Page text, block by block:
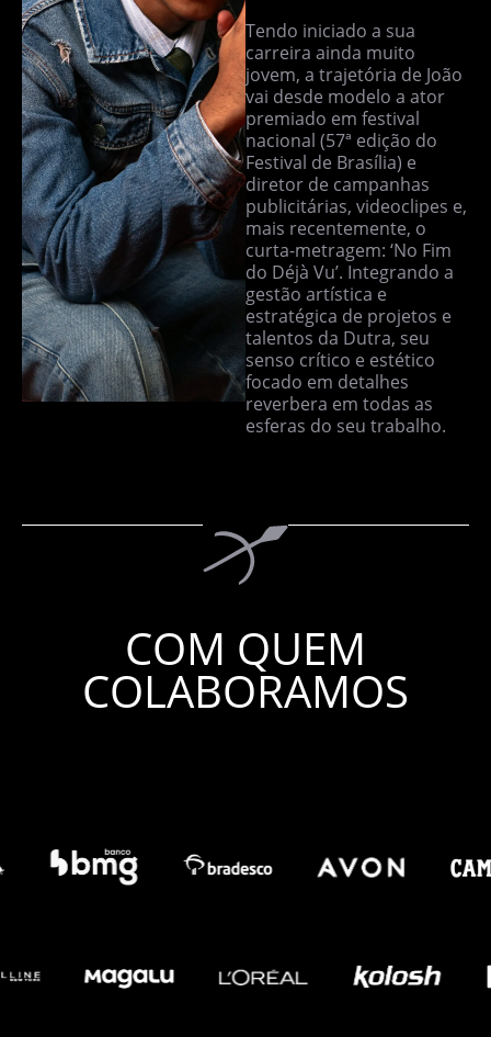
Tendo iniciado a sua
carreira ainda muito
jovem, a trajetória de João
vai desde modelo a ator
premiado em festival
nacional (57ª edição do
Festival de Brasília) e
diretor de campanhas
publicitárias, videoclipes e,
mais recentemente, o
curta-metragem: ‘No Fim
do Déjà Vu’. Integrando a
gestão artística e
estratégica de projetos e
talentos da Dutra, seu
senso crítico e estético
focado em detalhes
reverbera em todas as
esferas do seu trabalho.
COM QUEM
COLABORAMOS